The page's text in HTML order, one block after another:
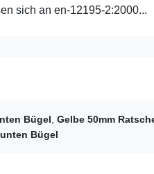
sich an en-12195-2:2000...
Bügel Gelbe 50mm
Bügel